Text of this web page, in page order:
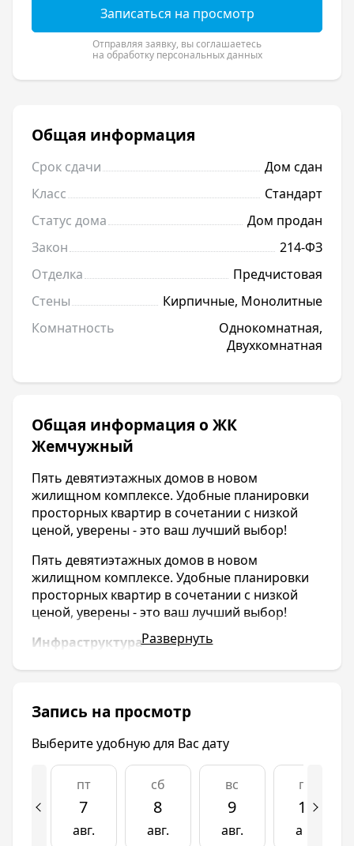
Записаться на просмотр
Отправляя заявку, вы соглашаетесь
на обработку персональных данных
Общая информация
Срок сдачи
Дом сдан
Класс
Стандарт
Статус дома
Дом продан
Закон
214-ФЗ
Отделка
Предчистовая
Стены
Кирпичные, Монолитные
Комнатность
Однокомнатная,
Двухкомнатная
Общая информация о ЖК
Жемчужный
Пять девятиэтажных домов в новом
жилищном комплексе. Удобные планировки
просторных квартир в сочетании с низкой
ценой, уверены - это ваш лучший выбор!
Пять девятиэтажных домов в новом
жилищном комплексе. Удобные планировки
просторных квартир в сочетании с низкой
ценой, уверены - это ваш лучший выбор!
Инфраструктура
Посёлок Яблоновский активно развивается,
необходимые коммерческие здания:
поликлиника, отделение Сбербанка, магазины
обуви, салоны одежды и спортивных товаров,
ателье и парикмахерские, салоны красоты,
развлекательные центры. В районе также
присутствуют детские садики и школы – в
шаговой доступности от комплекса.
Транспорт
Развернуть
Запись на просмотр
Выберите удобную для Вас дату
пт
7
авг.
сб
8
авг.
вс
9
авг.
пн
10
авг.